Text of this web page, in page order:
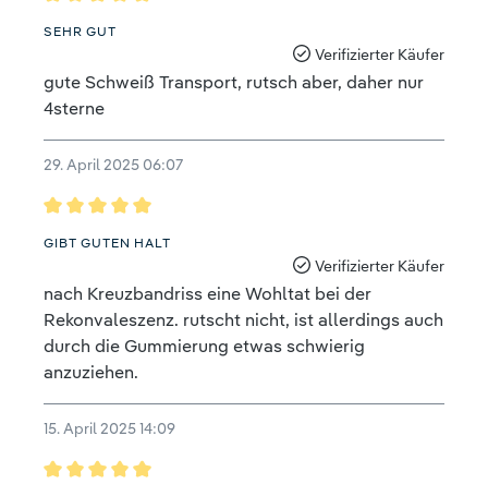
Bewertung mit 5 von 5 Sternen
SEHR GUT
Verifizierter Käufer
gute Schweiß Transport, rutsch aber, daher nur
4sterne
29. April 2025 06:07
Bewertung mit 5 von 5 Sternen
GIBT GUTEN HALT
Verifizierter Käufer
nach Kreuzbandriss eine Wohltat bei der
Rekonvaleszenz. rutscht nicht, ist allerdings auch
durch die Gummierung etwas schwierig
anzuziehen.
15. April 2025 14:09